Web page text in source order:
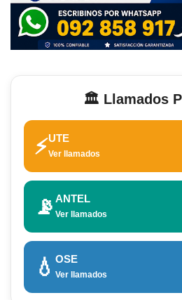
🏛️ Llamados
⚡UTE
Ver llamados
📡 ANTEL
Ver llamados
💧 OSE
Ver llamados